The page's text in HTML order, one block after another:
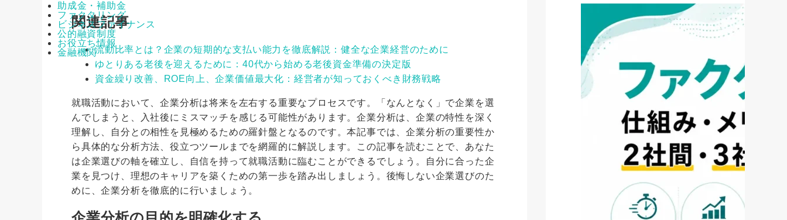
助成金・補助金
ファクタリング
ビジネスファイナンス
公的融資制度
お役立ち情報
金融機関
関連記事
流動比率とは？企業の短期的な支払い能力を徹底解説：健全な企業経営のために
ゆとりある老後を迎えるために：40代から始める老後資金準備の決定版
資金繰り改善、ROE向上、企業価値最大化：経営者が知っておくべき財務戦略
就職活動において、企業分析は将来を左右する重要なプロセスです。「なんとなく」で企業を選
んでしまうと、入社後にミスマッチを感じる可能性があります。企業分析は、企業の特性を深く
理解し、自分との相性を見極めるための羅針盤となるのです。本記事では、企業分析の重要性か
ら具体的な分析方法、役立つツールまでを網羅的に解説します。この記事を読むことで、あなた
は企業選びの軸を確立し、自信を持って就職活動に臨むことができるでしょう。自分に合った企
業を見つけ、理想のキャリアを築くための第一歩を踏み出しましょう。後悔しない企業選びのた
めに、企業分析を徹底的に行いましょう。